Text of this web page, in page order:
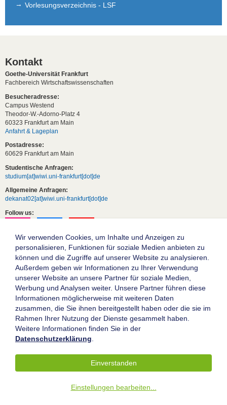
Vorlesungsverzeichnis - LSF
Kontakt
Goethe-Universität Frankfurt
Fachbereich Wirtschaftswissenschaften
Besucheradresse:
Campus Westend
Theodor-W.-Adorno-Platz 4
60323 Frankfurt am Main
Anfahrt & Lageplan
Postadresse:
60629 Frankfurt am Main
Studentische Anfragen:
studium[at]wiwi.uni-frankfurt[dot]de
Allgemeine Anfragen:
dekanat02[at]wiwi.uni-frankfurt[dot]de
Follow us:
Die Goethe-Universität Frankfurt am Main
Impressum
Datenschutz
Barrierefreiheit
© 2004-2026 Goethe-Universität Frankfurt am Main
Wir verwenden Cookies, um Inhalte und Anzeigen zu
personalisieren, Funktionen für soziale Medien anbieten zu
können und die Zugriffe auf unserer Website zu analysieren.
Außerdem geben wir Informationen zu Ihrer Verwendung
unserer Website an unsere Partner für soziale Medien,
Werbung und Analysen weiter. Unsere Partner führen diese
Informationen möglicherweise mit weiteren Daten
zusammen, die Sie ihnen bereitgestellt haben oder die sie im
Rahmen Ihrer Nutzung der Dienste gesammelt haben.
Weitere Informationen finden Sie in der
Datenschutzerklärung
Einstellungen bearbeiten
Einverstanden